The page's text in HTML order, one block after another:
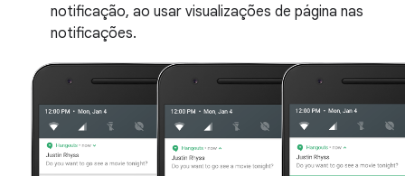
notificação, ao usar visualizações de página nas
notificações.